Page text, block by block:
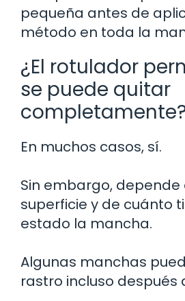
pequeña antes de
método en toda la
¿El rotulador
se puede quitar
En muchos casos, sí.
Sin embargo, depende
superficie y de cuánto
estado la mancha.
Algunas manchas
rastro incluso después